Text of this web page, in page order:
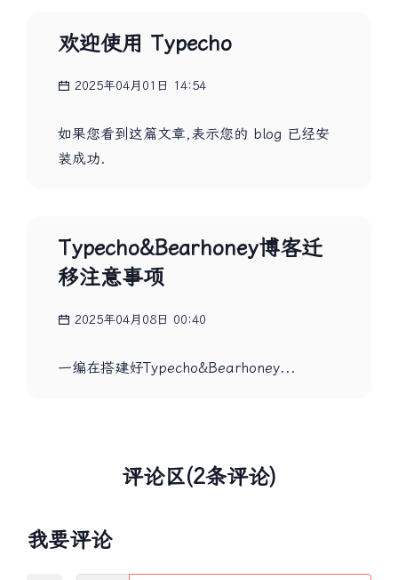
欢迎使用 Typecho
2025年04月01日 14:54
如果您看到这篇文章,表示您的 blog 已经安
装成功.
Typecho&Bearhoney博客迁
移注意事项
2025年04月08日 00:40
一编在搭建好Typecho&Bearhoney...
评论区(2条评论)
我要评论